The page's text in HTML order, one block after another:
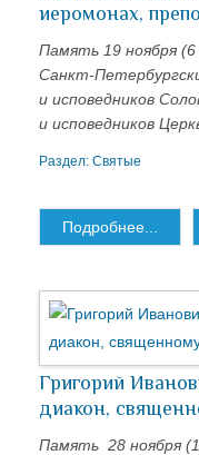
иеромонах,
Память 19 ноября
Санкт-
и исповедников
и исповедников
Раздел: Святые
Подробнее...
Григорий
диакон,
Память 28 ноября